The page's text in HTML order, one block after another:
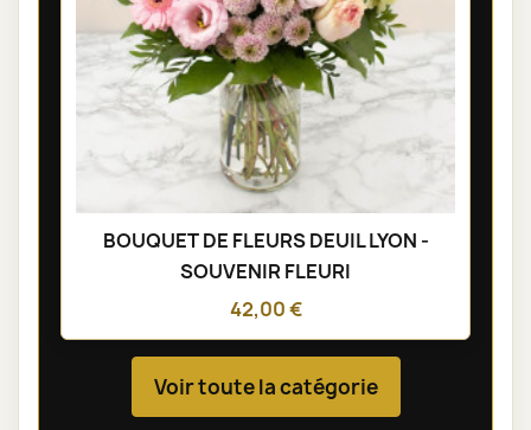
BOUQUET DE FLEURS DEUIL LYON -
SOUVENIR FLEURI
42,00 €
Voir toute la catégorie